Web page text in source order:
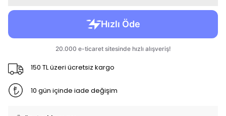
150 TL üzeri ücretsiz kargo
10 gün içinde iade değişim